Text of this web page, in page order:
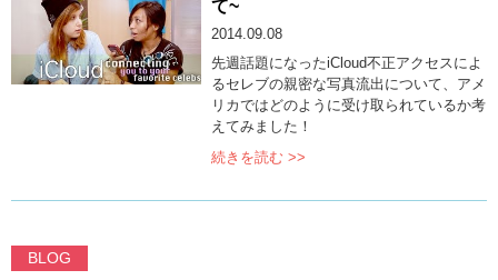
て~
2014.09.08
先週話題になったiCloud不正アクセスによ
るセレブの親密な写真流出について、アメ
リカではどのように受け取られているか考
えてみました！
続きを読む >>
BLOG